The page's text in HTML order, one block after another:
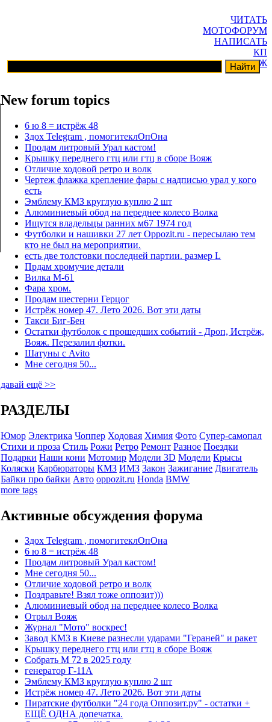
ЧИТАТЬ
МОТОФОРУМ
НАПИСАТЬ
КП
ГАРАЖ
New forum topics
6 ю 8 = истрёж 48
Здох Telegram , помогитеклОпОна
Продам литровый Урал кастом!
Крышку переднего гтц или гтц в сборе Вояж
Отличие ходовой ретро и волк
Чертеж флажка крепление фары с надписью урал у кого
есть
Эмблему КМЗ круглую куплю 2 шт
Алюминиевый обод на переднее колесо Волка
Ищутся владельцы ранних м67 1974 год
Футболки и нашивки 27 лет Oppozit.ru - пересылаю тем
кто не был на мероприятии.
есть две толстовки последней партии. размер L
Прдам хромучие детали
Вилка М-61
Фара хром.
Продам шестерни Герцог
Истрёж номер 47. Лето 2026. Вот эти даты
Такси Биг-Бен
Остатки футболок с прошедших событий - Дроп, Истрёж,
Вояж. Перезалил фотки.
Шатуны с Avito
Мне сегодня 50...
давай ещё >>
РАЗДЕЛЫ
Юмор Электрика Чоппер Ходовая Химия Фото Супер-самопал
Стихи и проза Стиль Рожи Ретро Ремонт Разное Поездки
Подарки Наши кони Мотомир Модели 3D Модели Крысы
Коляски Карбюраторы КМЗ ИМЗ Закон Зажигание Двигатель
Байки про байки Авто oppozit.ru Honda BMW
more tags
Активные обсуждения форума
Здох Telegram , помогитеклОпОна
6 ю 8 = истрёж 48
Продам литровый Урал кастом!
Мне сегодня 50...
Отличие ходовой ретро и волк
Поздравьте! Взял тоже оппозит)))
Алюминиевый обод на переднее колесо Волка
Отрыл Вояж
Журнал "Мото" воскрес!
Завод КМЗ в Киеве разнесли ударами "Гераней" и ракет
Крышку переднего гтц или гтц в сборе Вояж
Собрать М 72 в 2025 году
генератор Г-11А
Эмблему КМЗ круглую куплю 2 шт
Истрёж номер 47. Лето 2026. Вот эти даты
Пиратские футболки "24 года Оппозит.ру" - остатки +
ЕЩЁ ОДНА допечатка.